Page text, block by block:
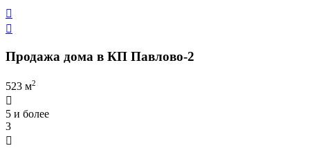


Продажа дома в КП Павлово-2
523 м2

5 и более
3
